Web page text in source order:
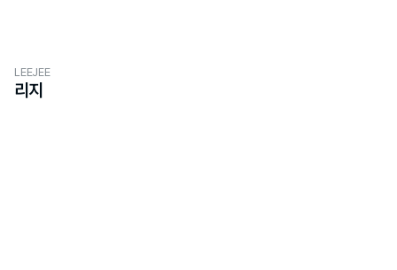
LEEJEE
리지